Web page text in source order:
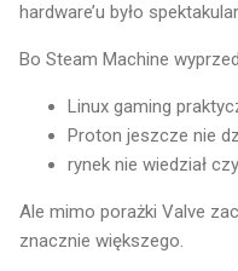
hardware’u było
Bo Steam Machine
Linux gaming
Proton jeszcze nie
rynek nie wiedział
Ale mimo porażki Valve
znacznie większego.